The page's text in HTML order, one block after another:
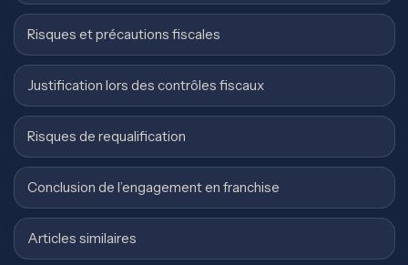
Risques et précautions fiscales
Justification lors des contrôles fiscaux
Risques de requalification
Conclusion de l’engagement en franchise
Articles similaires